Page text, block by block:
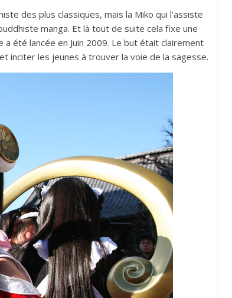
des plus classiques, mais la Miko qui l’assiste
manga. Et là tout de suite cela fixe une
été lancée en Juin 2009. Le but était clairement
inciter les jeunes à trouver la voie de la sagesse.